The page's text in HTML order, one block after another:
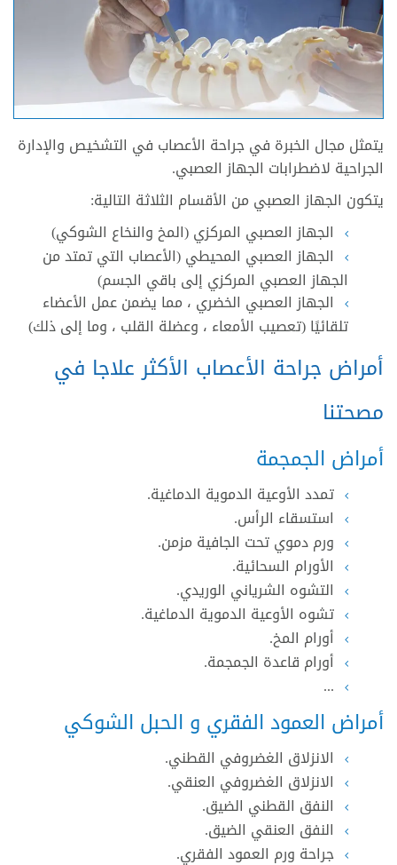
يتمثل مجال الخبرة في جراحة الأعصاب في التشخيص والإدارة
الجراحية لاضطرابات الجهاز العصبي.
يتكون الجهاز العصبي من الأقسام الثلاثة التالية:
الجهاز العصبي المركزي (المخ والنخاع الشوكي)
الجهاز العصبي المحيطي (الأعصاب التي تمتد من
الجهاز العصبي المركزي إلى باقي الجسم)
الجهاز العصبي الخضري ، مما يضمن عمل الأعضاء
تلقائيًا (تعصيب الأمعاء ، وعضلة القلب ، وما إلى ذلك)
أمراض جراحة الأعصاب الأكثر علاجا في
مصحتنا
أمراض الجمجمة
تمدد الأوعية الدموية الدماغية.
استسقاء الرأس.
ورم دموي تحت الجافية مزمن.
الأورام السحائية.
التشوه الشرياني الوريدي.
تشوه الأوعية الدموية الدماغية.
أورام المخ.
أورام قاعدة الجمجمة.
...
أمراض العمود الفقري و الحبل الشوكي
الانزلاق الغضروفي القطني.
الانزلاق الغضروفي العنقي.
النفق القطني الضيق.
النفق العنقي الضيق.
جراحة ورم العمود الفقري.